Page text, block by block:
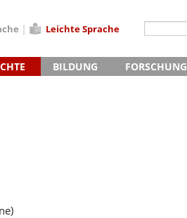
des Lagers ab 1945
BILDUNG FORSCHUNG
Leichte Sprache